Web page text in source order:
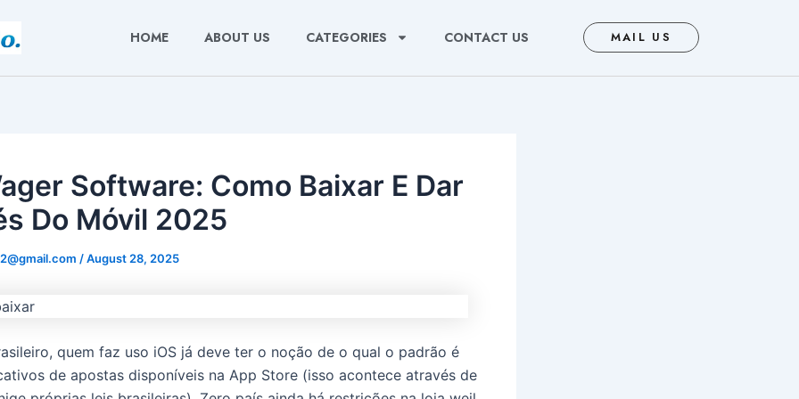
HOME ABOUT US CATEGORIES CONTACT US MAIL US
Software: Como Baixar E Dar
Do Móvil 2025
/August 28, 2025
quem faz uso iOS já deve ter o noção de o qual o padrão é
de apostas disponíveis na App Store (isso acontece através de